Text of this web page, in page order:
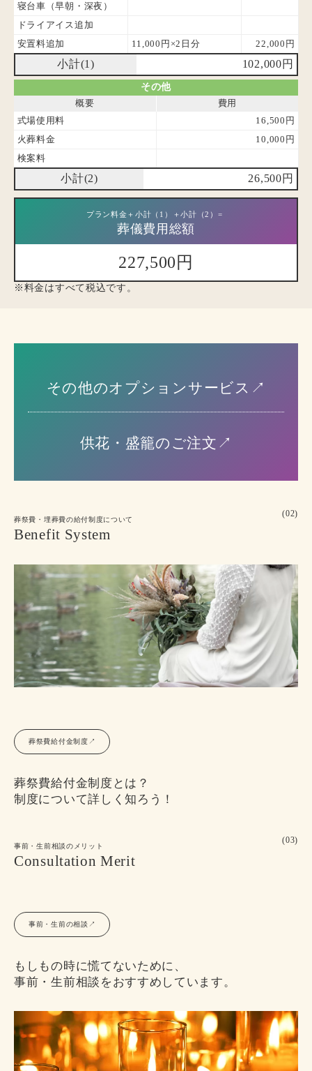
寝台車（早朝・深夜）
ドライアイス追加
安置料追加
11,000円×2日分 22,000円
小計(1) 102,000円
その他
概要
費用
式場使用料
16,500円
火葬料金
10,000円
検案料
小計(2) 26,500円
プラン料金＋小計（1）＋小計（2）=
葬儀費用総額
227,500円
※料金はすべて税込です。
その他のオプションサービス↗︎
供花・盛籠のご注文↗︎
葬祭費・埋葬費の給付制度について
Benefit System
(02)
葬祭費給付金制度↗︎
葬祭費給付金制度とは？
制度について詳しく知ろう！
事前・生前相談のメリット
Consultation Merit
(03)
事前・生前の相談↗︎
もしもの時に慌てないために、
事前・生前相談をおすすめしています。